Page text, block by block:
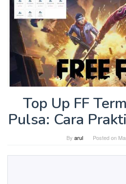
Top Up FF
Pulsa: Cara
By arul Posted on